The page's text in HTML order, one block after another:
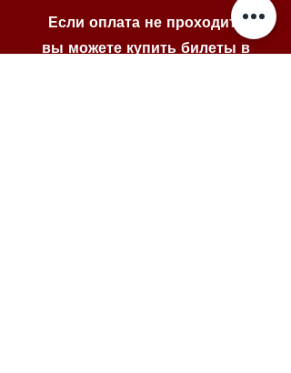
Если оплата не проходит -
вы можете купить билеты в